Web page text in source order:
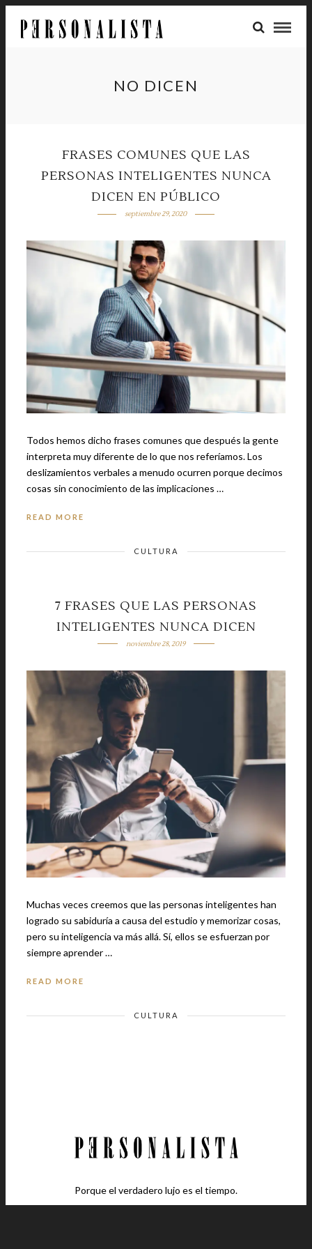
NO DICEN
FRASES COMUNES QUE LAS
PERSONAS INTELIGENTES NUNCA
DICEN EN PÚBLICO
septiembre 29, 2020
Todos hemos dicho frases comunes que después la gente
interpreta muy diferente de lo que nos referíamos. Los
deslizamientos verbales a menudo ocurren porque decimos
cosas sin conocimiento de las implicaciones …
READ MORE
CULTURA
7 FRASES QUE LAS PERSONAS
INTELIGENTES NUNCA DICEN
noviembre 28, 2019
Muchas veces creemos que las personas inteligentes han
logrado su sabiduría a causa del estudio y memorizar cosas,
pero su inteligencia va más allá. Sí, ellos se esfuerzan por
siempre aprender …
READ MORE
CULTURA
Porque el verdadero lujo es el tiempo.